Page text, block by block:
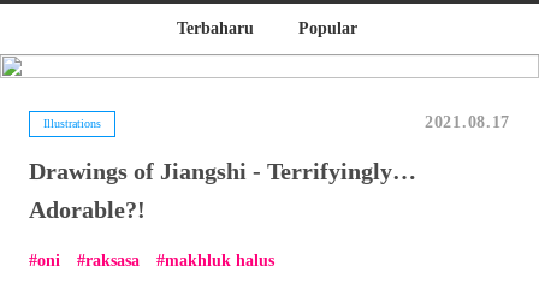
Terbaharu Popular
Illustrations 2021.08.17
Drawings of Jiangshi - Terrifyingly…
Adorable?!
oni raksasa makhluk halus